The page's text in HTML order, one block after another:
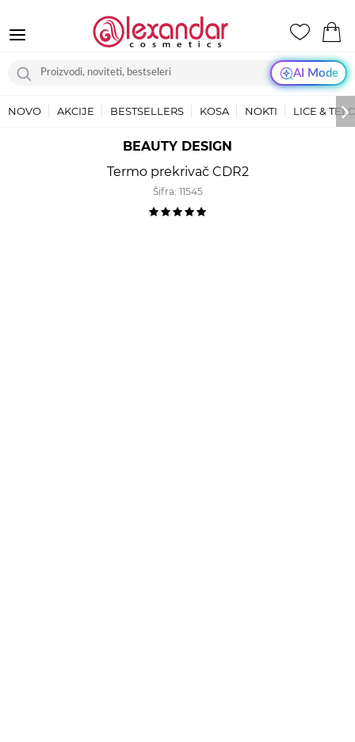
AI Mode
NOVO AKCIJE BESTSELLERS KOSA NOKTI LICE &
BEAUTY DESIGN
Termo prekrivač CDR2
Šifra: 11545